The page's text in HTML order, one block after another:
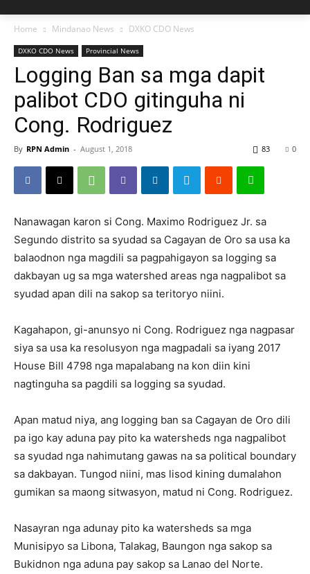
Home Mindanao News DXKO CDO News
DXKO CDO News Provincial News
Logging Ban sa mga dapit
palibot CDO gitinguha ni
Cong. Rodriguez
By RPN Admin - August 1, 2018 0
83
Nanawagan karon si Cong. Maximo Rodriguez Jr. sa
Segundo distrito sa syudad sa Cagayan de Oro sa usa ka
balaodnon nga magdili sa pagpahigayon sa logging sa
dakbayan ug sa mga watershed areas nga nagpalibot sa
syudad apan dili na sakop sa teritoryo niini.
Kagahapon, gi-anunsyo ni Cong. Rodriguez nga nagpasar
siya sa usa ka resolusyon nga magpadali sa iyang 2017
House Bill 4798 nga mapalabang na kon diin kini
nagtinguha sa pagdili sa logging sa syudad.
Apan matud niya, ang logging ban sa Cagayan de Oro dili
pa igo kay aduna pay pito ka watersheds nga nagpalibot
sa syudad nga nahimutang gawas na sa political boundary
sa dakbayan. Tungod niini, mas lisod kining dumalahon
gumikan sa maong sitwasyon, matud ni Cong. Rodriguez.
Nasayran nga adunay pito ka watersheds sa mga
Munisipyo sa Libona, Talakag, Baungon nga sakop sa
Bukidnon nga aduna pay sakop sa Lanao del Norte.